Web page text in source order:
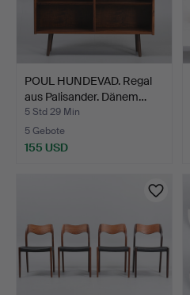
POUL HUNDEVAD. Regal
aus Palisander. Dänem…
5 Std 29 Min
5 Gebote
155 USD